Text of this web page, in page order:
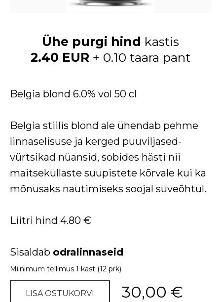
Ühe purgi hind kastis
2.40 EUR + 0.10 taara pant
Belgia blond 6.0% vol 50 cl
Belgia stiilis blond ale ühendab pehme
linnaselisuse ja kerged puuviljased-
vürtsikad nüansid, sobides hästi nii
maitseküllaste suupistete kõrvale kui ka
mõnusaks nautimiseks soojal suveõhtul.
Liitri hind 4.80 €
Sisaldab odralinnaseid
Miinimum tellimus 1 kast (12 prk)
LISA OSTUKORVI 30,00 €